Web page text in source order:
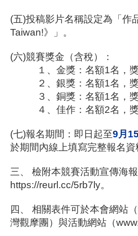
(五)投稿影片名稱設定為「作
Taiwan!》」。
(六)競賽獎金（含稅）：
１、金獎：名額1名，
２、銀獎：名額1名，
３、銅獎：名額1名，
４、佳作：名額2名，
(七)報名期間：即日起至9月
於期間內線上填寫完整報名資
三、
檢附本競賽活動宣傳海
https://reurl.cc/5rb7ly。
四、
相關表件可於本會網站
灣觀摩團）與活動網站（